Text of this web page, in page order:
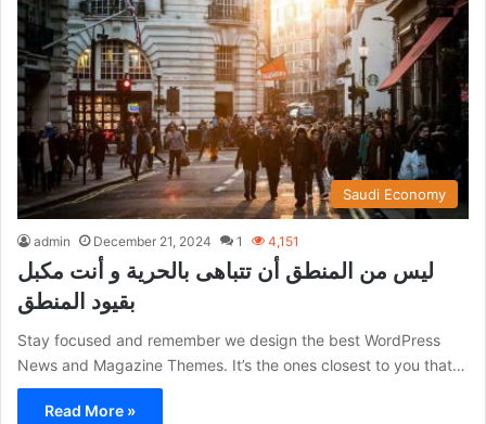
Saudi Economy
admin December 21, 2024 1 4,151
ليس من المنطق أن تتباهى بالحرية و أنت مكبل
بقيود المنطق
Stay focused and remember we design the best WordPress
News and Magazine Themes. It’s the ones closest to you that…
Read More »